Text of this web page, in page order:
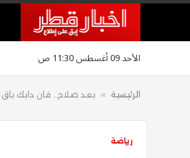
الأحد 09 أغسطس 11:30 ص
الرئيسية » بعد صلاح.. فان دايك باق
رياضة